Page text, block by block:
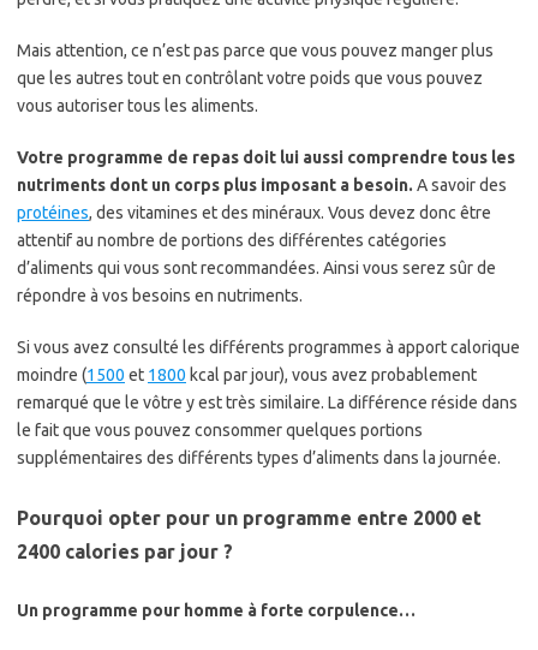
Mais attention, ce n’est pas parce que vous pouvez manger plus
que les autres tout en contrôlant votre poids que vous pouvez
vous autoriser tous les aliments.
Votre programme de repas doit lui aussi comprendre tous les
nutriments dont un corps plus imposant a besoin. A savoir des
protéines, des vitamines et des minéraux. Vous devez donc être
attentif au nombre de portions des différentes catégories
d’aliments qui vous sont recommandées. Ainsi vous serez sûr de
répondre à vos besoins en nutriments.
Si vous avez consulté les différents programmes à apport calorique
moindre (1500 et 1800 kcal par jour), vous avez probablement
remarqué que le vôtre y est très similaire. La différence réside dans
le fait que vous pouvez consommer quelques portions
supplémentaires des différents types d’aliments dans la journée.
Pourquoi opter pour un programme entre 2000 et
2400 calories par jour ?
Un programme pour homme à forte corpulence…